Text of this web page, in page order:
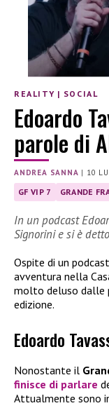
REALITY | SOCIAL
Edoardo
parole di
ANDREA SANNA | 10
GF VIP 7 GRANDE
In un podcast
Signorini e si è
Ospite di un
avventura nella
molto deluso dalle
edizione.
Edoardo
Nonostante il
finisce di parlare
Attualmente sono